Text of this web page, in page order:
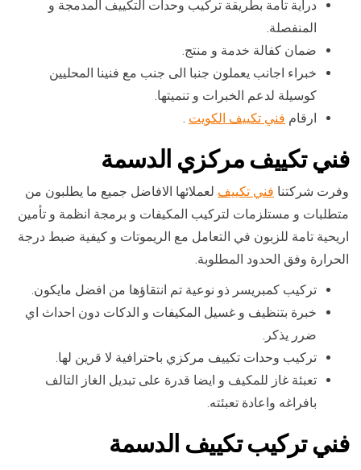
دراية تامة بطريقة تركيب وحدات التكييف المدمجة و
المنفصلة.
ضمان كفالة خدمة و منتج.
خبراء اجانب يعملون جنبا الى جنب مع فنينا المحليين
كوسيلة لدعم الخبرات و تنميتها.
ارقام فني تكييف الكويت .
فني تكييف مركزي الدسمة
وفرت شركتنا فني تكييف لعملائها الافاضل جميع ما يطلبون من
متطلبات و مستلزمات لتركيب المكيفات و برمجة انظمة و تأمين
اريحية تامة للزبون في التعامل مع الريموتات و كيفية ضبط درجة
الحرارة وفق الحدود المطلوبة.
تركيب كمبريسر ذو نوعية تم انتقاؤها من افضل مايكون.
خبرة بتنظيف و غسيل المكيفات و الدكات دون احداث اي
ضرر يذكر.
تركيب وحدات تكييف مركزي باحترافية لا قرين لها.
تعبئة غاز للمكيف و ايضا قدرة على تبديل الغاز التالف
بافراغه واعادة تعبئته.
فني تركيب تكييف الدسمة